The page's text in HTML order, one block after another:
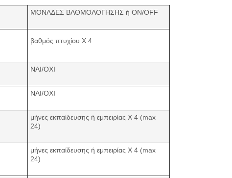
ΜΟΝΑΔΕΣ ΒΑΘΜΟΛΟΓΗΣΗΣ ή ON/OFF
βαθμός πτυχίου X 4
ΝΑΙ/ΟΧΙ
NAI/OXI
μήνες εκπαίδευσης ή εμπειρίας Χ 4 (max
24)
μήνες εκπαίδευσης ή εμπειρίας Χ 4 (max
24)